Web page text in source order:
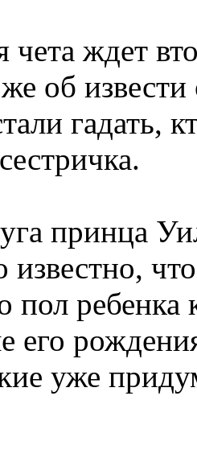
чета ждет
об извести
гадать,
принца
ребенка
его
уже